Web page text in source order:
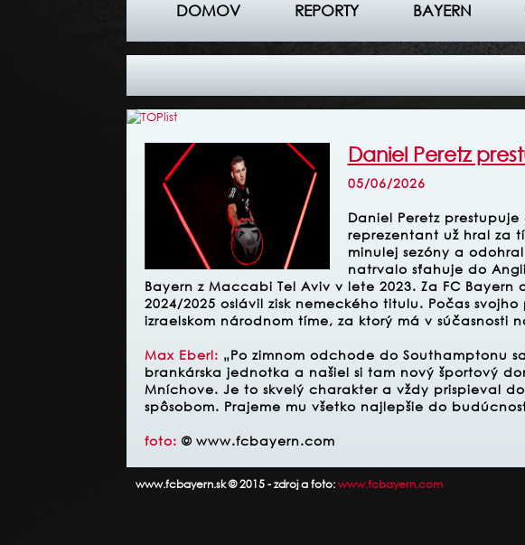
DOMOV REPORTY BAYERN
Daniel Peretz
05/06/2026
Daniel Peretz
reprezentant už hral za
minulej sezóny a
natrvalo sťahuje do
Bayern z Maccabi Tel Aviv v lete 2023. Za FC Bayern
2024/2025 oslávil zisk nemeckého titulu. Počas
izraelskom národnom tíme, za ktorý má v súčasnosti
Max Eberl: „Po zimnom odchode do Southamptonu
brankárska jednotka a našiel si tam nový športový
Mníchove. Je to skvelý charakter a vždy prispieval
spôsobom. Prajeme mu všetko najlepšie do
foto: © www.fcbayern.com
www.fcbayern.sk © 2015 - zdroj a foto:www.fcbayern.com